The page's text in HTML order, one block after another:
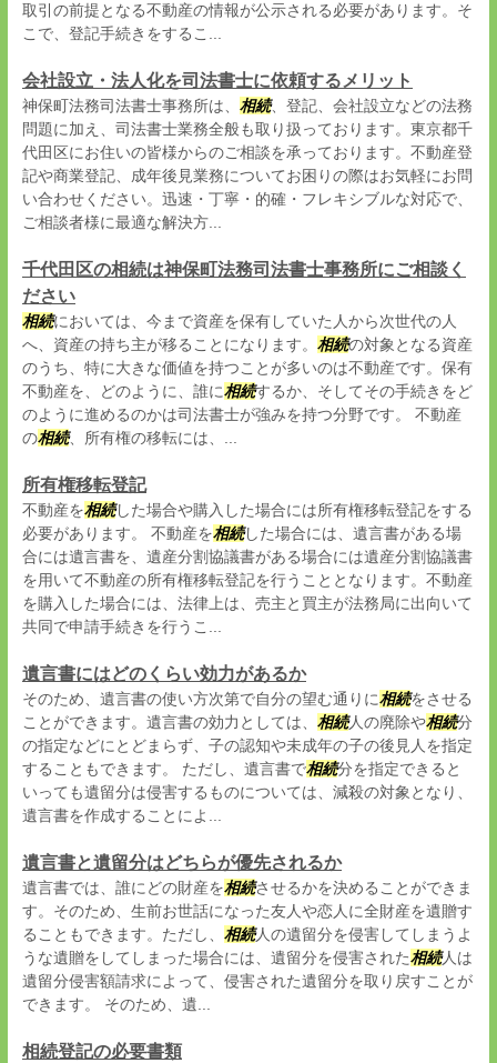
取引の前提となる不動産の情報が公示される必要があります。そ
こで、登記手続きをするこ...
会社設立・法人化を司法書士に依頼するメリット
神保町法務司法書士事務所は、 相続、登記、会社設立などの法務
問題に加え、司法書士業務全般も取り扱っております。東京都千
代田区にお住いの皆様からのご相談を承っております。不動産登
記や商業登記、成年後見業務についてお困りの際はお気軽にお問
い合わせください。迅速・丁寧・的確・フレキシブルな対応で、
ご相談者様に最適な解決方...
千代田区の相続は神保町法務司法書士事務所にご相談く
ださい
相続においては、今まで資産を保有していた人から次世代の人
へ、資産の持ち主が移ることになります。 相続の対象となる資産
のうち、特に大きな価値を持つことが多いのは不動産です。保有
不動産を、どのように、誰に相続するか、そしてその手続きをど
のように進めるのかは司法書士が強みを持つ分野です。 不動産
の相続、所有権の移転には、...
所有権移転登記
不動産を相続した場合や購入した場合には所有権移転登記をする
必要があります。 不動産を相続した場合には、遺言書がある場
合には遺言書を、遺産分割協議書がある場合には遺産分割協議書
を用いて不動産の所有権移転登記を行うこととなります。不動産
を購入した場合には、法律上は、売主と買主が法務局に出向いて
共同で申請手続きを行うこ...
遺言書にはどのくらい効力があるか
そのため、遺言書の使い方次第で自分の望む通りに相続をさせる
ことができます。遺言書の効力としては、 相続人の廃除や相続分
の指定などにとどまらず、子の認知や未成年の子の後見人を指定
することもできます。 ただし、遺言書で相続分を指定できると
いっても遺留分は侵害するものについては、減殺の対象となり、
遺言書を作成することによ...
遺言書と遺留分はどちらが優先されるか
遺言書では、誰にどの財産を相続させるかを決めることができま
す。そのため、生前お世話になった友人や恋人に全財産を遺贈す
ることもできます。ただし、 相続人の遺留分を侵害してしまうよ
うな遺贈をしてしまった場合には、遺留分を侵害された相続人は
遺留分侵害額請求によって、侵害された遺留分を取り戻すことが
できます。 そのため、遺...
相続登記の必要書類